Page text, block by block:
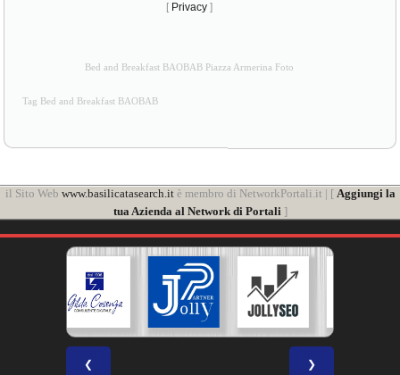
[ Privacy ]
Bed and Breakfast BAOBAB Piazza Armerina Foto
Tag Bed and Breakfast BAOBAB
il Sito Web www.basilicatasearch.itè membro di NetworkPortali.it | [ Aggiungi la
tua Azienda al Network di Portali ]
❮ ❯